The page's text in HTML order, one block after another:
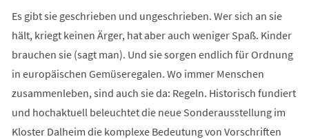
Es gibt sie geschrieben und ungeschrieben. Wer sich an sie
hält, kriegt keinen Ärger, hat aber auch weniger Spaß. Kinder
brauchen sie (sagt man). Und sie sorgen endlich für Ordnung
in europäischen Gemüseregalen. Wo immer Menschen
zusammenleben, sind auch sie da: Regeln. Historisch fundiert
und hochaktuell beleuchtet die neue Sonderausstellung im
Kloster Dalheim die komplexe Bedeutung von Vorschriften